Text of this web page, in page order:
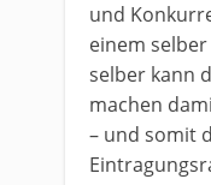
und
einem
selber kann
machen
– und somit